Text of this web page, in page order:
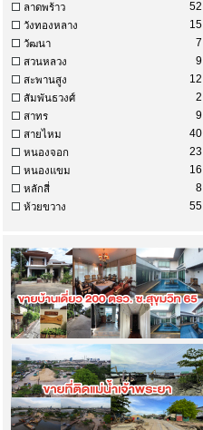
52
ลาดพร้าว
15
วังทองหลาง
7
วัฒนา
9
สวนหลวง
12
สะพานสูง
2
สัมพันธวงศ์
9
สาทร
40
สายไหม
23
หนองจอก
16
หนองแขม
8
หลักสี่
55
ห้วยขวาง
ขายบ้านเดี่ยว 200 ตรว. ซ.สุขุมวิท 65...
เข้าชม7320ครั้ง